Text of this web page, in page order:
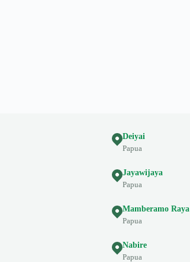
Deiyai
Papua
Jayawijaya
Papua
Mamberamo Raya
Papua
Nabire
Papua